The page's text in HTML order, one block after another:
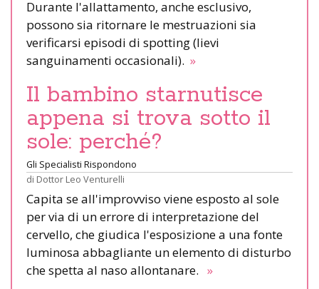
Durante l'allattamento, anche esclusivo,
possono sia ritornare le mestruazioni sia
verificarsi episodi di spotting (lievi
sanguinamenti occasionali). »
Il bambino starnutisce
appena si trova sotto il
sole: perché?
Gli Specialisti Rispondono
di Dottor Leo Venturelli
Capita se all'improvviso viene esposto al sole
per via di un errore di interpretazione del
cervello, che giudica l'esposizione a una fonte
luminosa abbagliante un elemento di disturbo
che spetta al naso allontanare. »